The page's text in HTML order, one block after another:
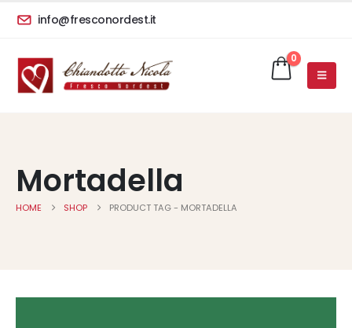
info@fresconordest.it
0
Mortadella
HOME SHOP PRODUCT TAG - MORTADELLA